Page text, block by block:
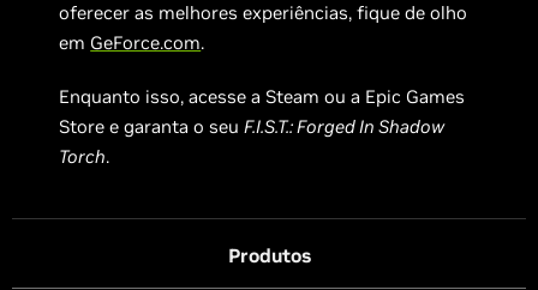
oferecer as melhores experiências, fique de olho
em GeForce.com.
Enquanto isso, acesse a Steam ou a Epic Games
Store e garanta o seuF.I.S.T.: Forged In Shadow
Torch.
Produtos